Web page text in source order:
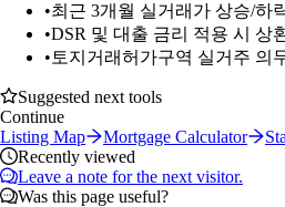
•최근 3개월 실거래가 상승/하
•DSR 및 대출 금리 적용 시 상
• 토지거래허가구역 실거주 의
Suggested next tools
Continue
Listing Map
Mortgage Calculator
Recently viewed
Leave a note for the next visitor.
Was this page useful?